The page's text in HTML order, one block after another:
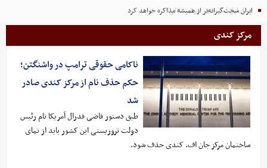
دوئل اول لیگ بدون دو استقلالی؟
ایران سخت‌گیرانه‌تر از همیشه مذاکره خواهد کرد
مرکز کندی
ناکامی حقوقی ترامپ در واشنگتن؛
حکم حذف نام از مرکز کندی صادر
شد
طبق دستور قاضی فدرال آمریکا نام رئیس
دولت تروریستی این کشور باید از نمای
ساختمان مرکز جان اف. کندی حذف شود.